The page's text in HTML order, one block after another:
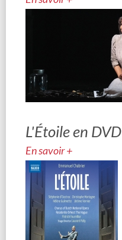
L'Étoile en DVD
En savoir +